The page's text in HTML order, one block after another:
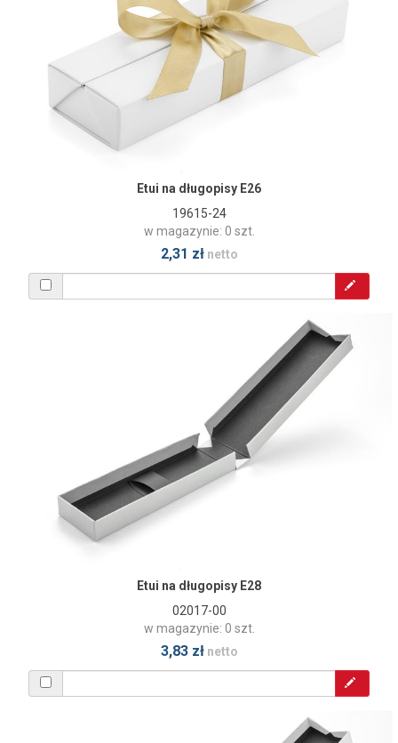
Etui na długopisy E26
19615-24
w magazynie: 0 szt.
2,31 złnetto
Etui na długopisy E28
02017-00
w magazynie: 0 szt.
3,83 złnetto